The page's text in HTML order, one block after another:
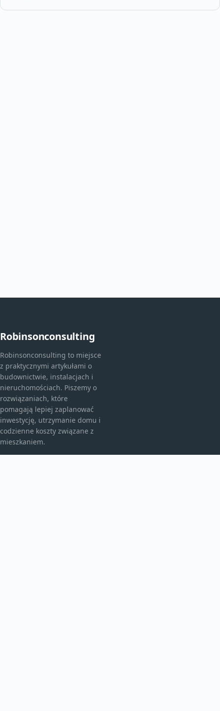
Robinsonconsulting
Robinsonconsulting to miejsce
z praktycznymi artykułami o
budownictwie, instalacjach i
nieruchomościach. Piszemy o
rozwiązaniach, które
pomagają lepiej zaplanować
inwestycję, utrzymanie domu i
codzienne koszty związane z
mieszkaniem.